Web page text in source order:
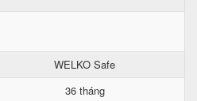
WELKO Safe
36 tháng